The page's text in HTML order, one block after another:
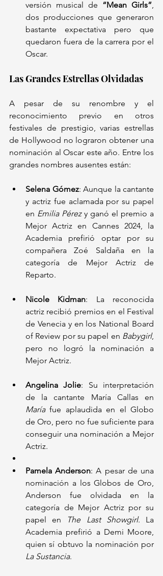
versión musical de “Mean Girls”
dos producciones que generaron
bastante expectativa pero que
quedaron fuera de la carrera por el
Oscar.
Las Grandes Estrellas Olvidadas
A pesar de su renombre y el
reconocimiento previo en otros
festivales de prestigio, varias estrellas
de Hollywood no lograron obtener una
nominación al Oscar este año. Entre los
grandes nombres ausentes están:
Selena Gómez: Aunque la cantante
y actriz fue aclamada por su papel
en Emilia Pérez y ganó el premio a
Mejor Actriz en Cannes 2024, la
Academia prefirió optar por su
compañera Zoé Saldaña en la
categoría de Mejor Actriz de
Reparto.
Nicole Kidman: La reconocida
actriz recibió premios en el Festival
de Venecia y en los National Board
of Review por su papel en Babygirl,
pero no logró la nominación a
Mejor Actriz.
Angelina Jolie: Su interpretación
María fue aplaudida en el Globo
de Oro, pero no fue suficiente para
conseguir una nominación a Mejor
Actriz.
Pamela Anderson: A pesar de una
nominación a los Globos de Oro,
Anderson fue olvidada en la
categoría de Mejor Actriz por su
papel en
The Last Showgirl. La
Academia prefirió a Demi Moore,
La Sustancia.